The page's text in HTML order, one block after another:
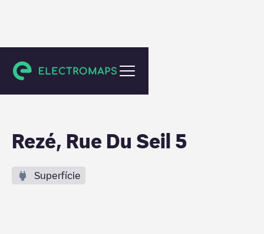
Rezé
Rezé, Rue Du Seil 5
Superfície